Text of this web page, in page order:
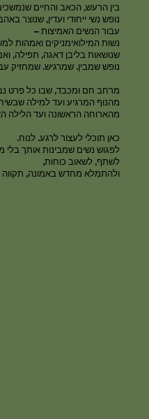
בין הרעש, הכאב והחיים
נופש נשי ייחודי ועדין, שנוצר
עבור הנשים האמיצות –
נשות המילואימניקים ואמהות
שנושאות בליבן דאגה, תפילה,
נופש שמבין. שמרגיש. שמחזיק
מרחב חם ומכבד, שבו כל פרט
מהנוף המרגיע ועד למילה
מהארוחה הראשונה ועד הלילה
כאן תוכלי לעצור לרגע. לנוח.
לפגוש נשים שמבינות אותך בלי
לשתף, לשאוב כוחות,
ולהתמלא מחדש באמונה, תקווה